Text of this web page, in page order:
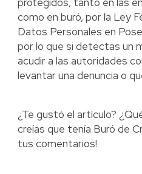
como en buró, por la Ley
Datos Personales en
por lo que si detectas un
acudir a las autoridades
levantar una denuncia o
¿Te gustó el artículo?
creías que tenía Buró de
tus comentarios!